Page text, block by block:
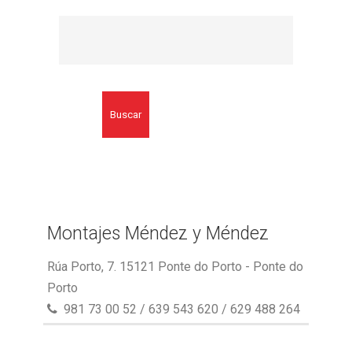
Buscar
Montajes Méndez y Méndez
Rúa Porto, 7. 15121 Ponte do Porto - Ponte do
Porto
981 73 00 52 / 639 543 620 / 629 488 264